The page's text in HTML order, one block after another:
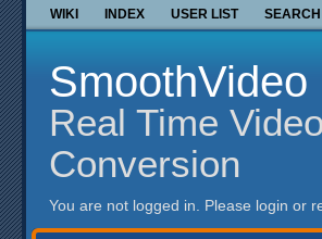
WIKI INDEX USER LIST SEARCH
SmoothVideo
Real Time
Conversion
You are not logged in. Please login or